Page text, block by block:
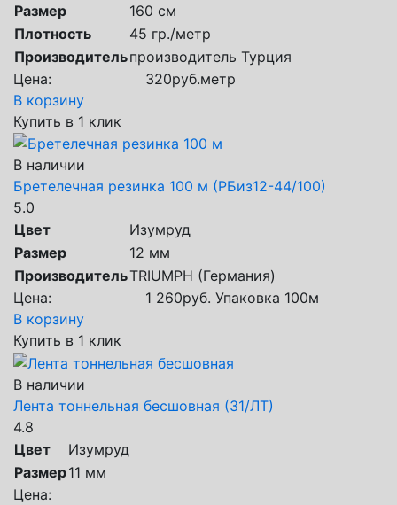
Размер
160 см
Плотность
45 гр./метр
Производительпроизводитель Турция
Цена:
320руб.метр
В корзину
Купить в 1 клик
В наличии
Бретелечная резинка 100 м (РБиз12-44/100)
5.0
Цвет
Изумруд
Размер
12 мм
ПроизводительTRIUMPH (Германия)
Цена:
1 260руб. Упаковка 100м
В корзину
Купить в 1 клик
В наличии
Лента тоннельная бесшовная (31/ЛТ)
4.8
Цвет
Изумруд
Размер11 мм
Цена: